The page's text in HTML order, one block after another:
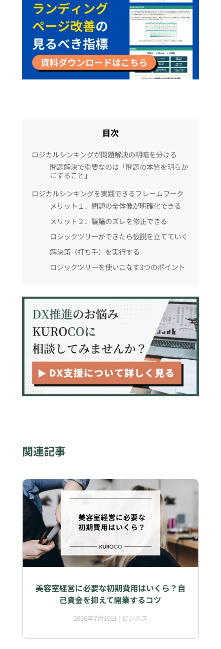
目次
ロジカルシンキングが問題解決の明暗を分ける
問題解決で重要なのは「問題の本質を明らか
にすること」
ロジカルシンキングを実践できるフレームワーク
メリット１．問題の全体像が明確化できる
メリット２．議論のズレを修正できる
ロジックツリーができたら仮説を立てていく
解決策（打ち手）を実行する
ロジックツリーを使いこなす3つのポイント
関連記事
美容室経営に必要な初期費用はいくら？自
己資金を抑えて開業するコツ
2026年7月10日 | ビジネス